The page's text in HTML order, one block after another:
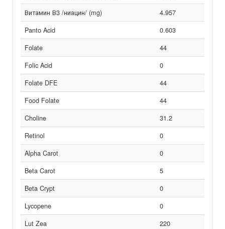
Витамин В3 /ниацин/ (mg)
4.957
Panto Acid
0.603
Folate
44
Folic Acid
0
Folate DFE
44
Food Folate
44
Choline
31.2
Retinol
0
Alpha Carot
0
Beta Carot
5
Beta Crypt
0
Lycopene
0
Lut Zea
220